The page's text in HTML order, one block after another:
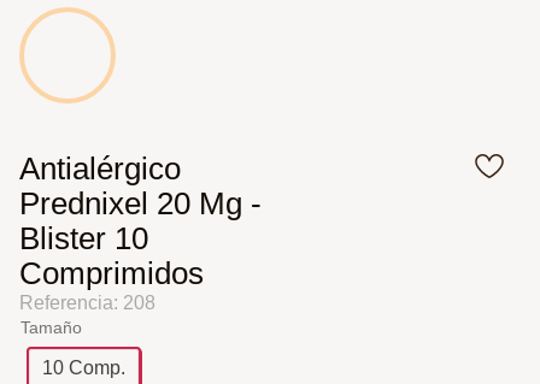
Antialérgico
Prednixel 20 Mg -
Blister 10
Comprimidos
Referencia: 208
Tamaño
10 Comp.